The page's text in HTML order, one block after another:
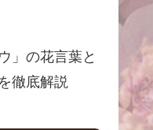
」の花言葉と
徹底解説